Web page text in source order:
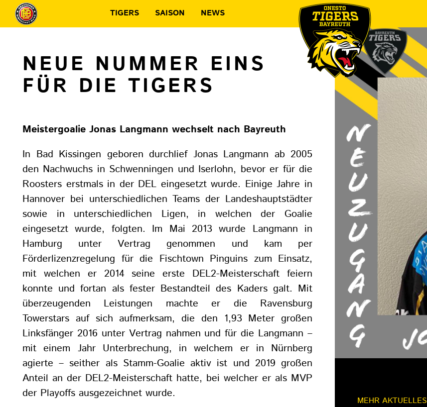
TIGERS SAISON NEWS
NEUE NUMMER EINS
FÜR DIE TIGERS
Meistergoalie Jonas Langmann wechselt nach Bayreuth
In Bad Kissingen geboren durchlief Jonas Langmann ab 2005
den Nachwuchs in Schwenningen und Iserlohn, bevor er für die
Roosters erstmals in der DEL eingesetzt wurde. Einige Jahre in
Hannover bei unterschiedlichen Teams der Landeshauptstädter
sowie in unterschiedlichen Ligen, in welchen der Goalie
eingesetzt wurde, folgten. Im Mai 2013 wurde Langmann in
Hamburg unter Vertrag genommen und kam per
Förderlizenzregelung für die Fischtown Pinguins zum Einsatz,
mit welchen er 2014 seine erste DEL2-Meisterschaft feiern
konnte und fortan als fester Bestandteil des Kaders galt. Mit
überzeugenden Leistungen machte er die Ravensburg
Towerstars auf sich aufmerksam, die den 1,93 Meter großen
Linksfänger 2016 unter Vertrag nahmen und für die Langmann –
mit einem Jahr Unterbrechung, in welchem er in Nürnberg
agierte – seither als Stamm-Goalie aktiv ist und 2019 großen
Anteil an der DEL2-Meisterschaft hatte, bei welcher er als MVP
der Playoffs ausgezeichnet wurde.
MEHR AKTUELLES